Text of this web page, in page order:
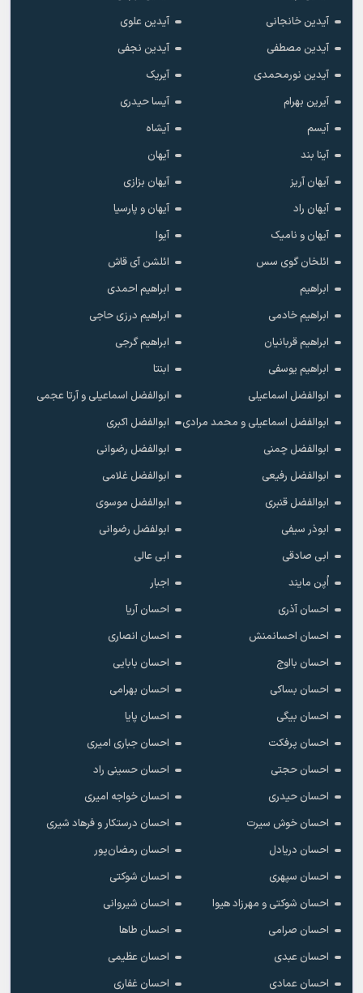
آیدین خانجانی
آیدین علوی
آیدین مصطفی
آیدین نجفی
آیدین نورمحمدی
آیریک
آیرین بهرام
آیسا حیدری
آیسم
آیشاه
آینا بند
آیهان
آیهان آریز
آیهان بزازی
آیهان راد
آیهان و پارسیا
آیهان و نامیک
آیوا
ائلخان گوی سس
ائلشن آی قاش
ابراهیم
ابراهیم احمدی
ابراهیم خادمی
ابراهیم درزی حاجی
ابراهیم قربانیان
ابراهیم گرجی
ابراهیم یوسفی
ابنتا
ابوالفضل اسماعیلی
ابوالفضل اسماعیلی و آرتا عجمی
ابوالفضل اسماعیلی و محمد مرادی
ابوالفضل اکبری
ابوالفضل چمنی
ابوالفضل رضوانی
ابوالفضل رفیعی
ابوالفضل غلامی
ابوالفضل قنبری
ابوالفضل موسوی
ابوذر سیفی
ابولفضل رضوانی
ابی صادقی
ابی عالی
اُپن مایند
اجبار
احسان آذری
احسان آریا
احسان احسانمنش
احسان انصاری
احسان بااوج
احسان بابایی
احسان بساکی
احسان بهرامی
احسان بیگی
احسان پایا
احسان پرفکت
احسان جباری امیری
احسان حجتی
احسان حسینی راد
احسان حیدری
احسان خواجه امیری
احسان خوش سیرت
احسان درستکار و فرهاد شیرى
احسان دریادل
احسان رمضان‌پور
احسان سپهری
احسان شوکتی
احسان شوکتی و مهرزاد هیوا
احسان شیروانی
احسان صرامی
احسان طاها
احسان عبدی
احسان عظیمی
احسان عمادی
احسان غفاری